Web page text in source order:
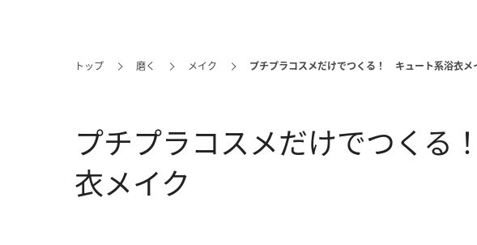
トップ 磨く メイク プチプラコスメだけでつくる！ キュート系浴衣メ
プチプラコスメだけでつく
衣メイク